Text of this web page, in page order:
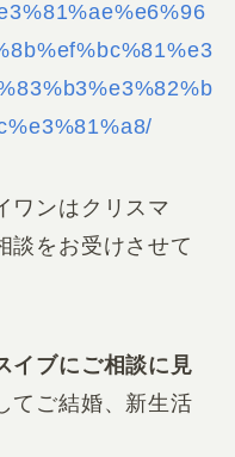
ワンは クリスマ
談をお受けさせて
イブにご相談に見
てご結婚、新生活